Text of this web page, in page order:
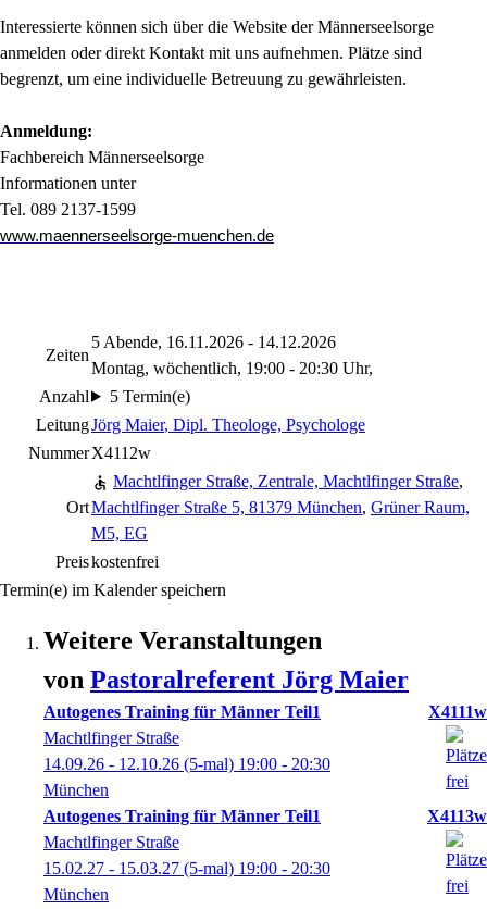
Interessierte können sich über die Website der Männerseelsorge
anmelden oder direkt Kontakt mit uns aufnehmen. Plätze sind
begrenzt, um eine individuelle Betreuung zu gewährleisten.
Anmeldung:
Fachbereich Männerseelsorge
Informationen unter
Tel. 089 2137-1599
www.maennerseelsorge-muenchen.de
Zeiten
5 Abende, 16.11.2026 - 14.12.2026
Montag, wöchentlich, 19:00 - 20:30 Uhr,
Anzahl
5 Termin(e)
LeitungJörg Maier, Dipl. Theologe, Psychologe
NummerX4112w
Ort
Machtlfinger Straße, Zentrale, Machtlfinger Straße,
Machtlfinger Straße 5, 81379 München, Grüner Raum,
M5, EG
Preiskostenfrei
Termin(e) im Kalender speichern
Weitere Veranstaltungen
von Pastoralreferent Jörg Maier
Autogenes Training für Männer Teil1
X4111w
Machtlfinger Straße
14.09.26 - 12.10.26 (5-mal) 19:00 - 20:30
München
Autogenes Training für Männer Teil1
X4113w
Machtlfinger Straße
15.02.27 - 15.03.27 (5-mal) 19:00 - 20:30
München